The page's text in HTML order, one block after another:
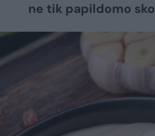
ne tik papildomo